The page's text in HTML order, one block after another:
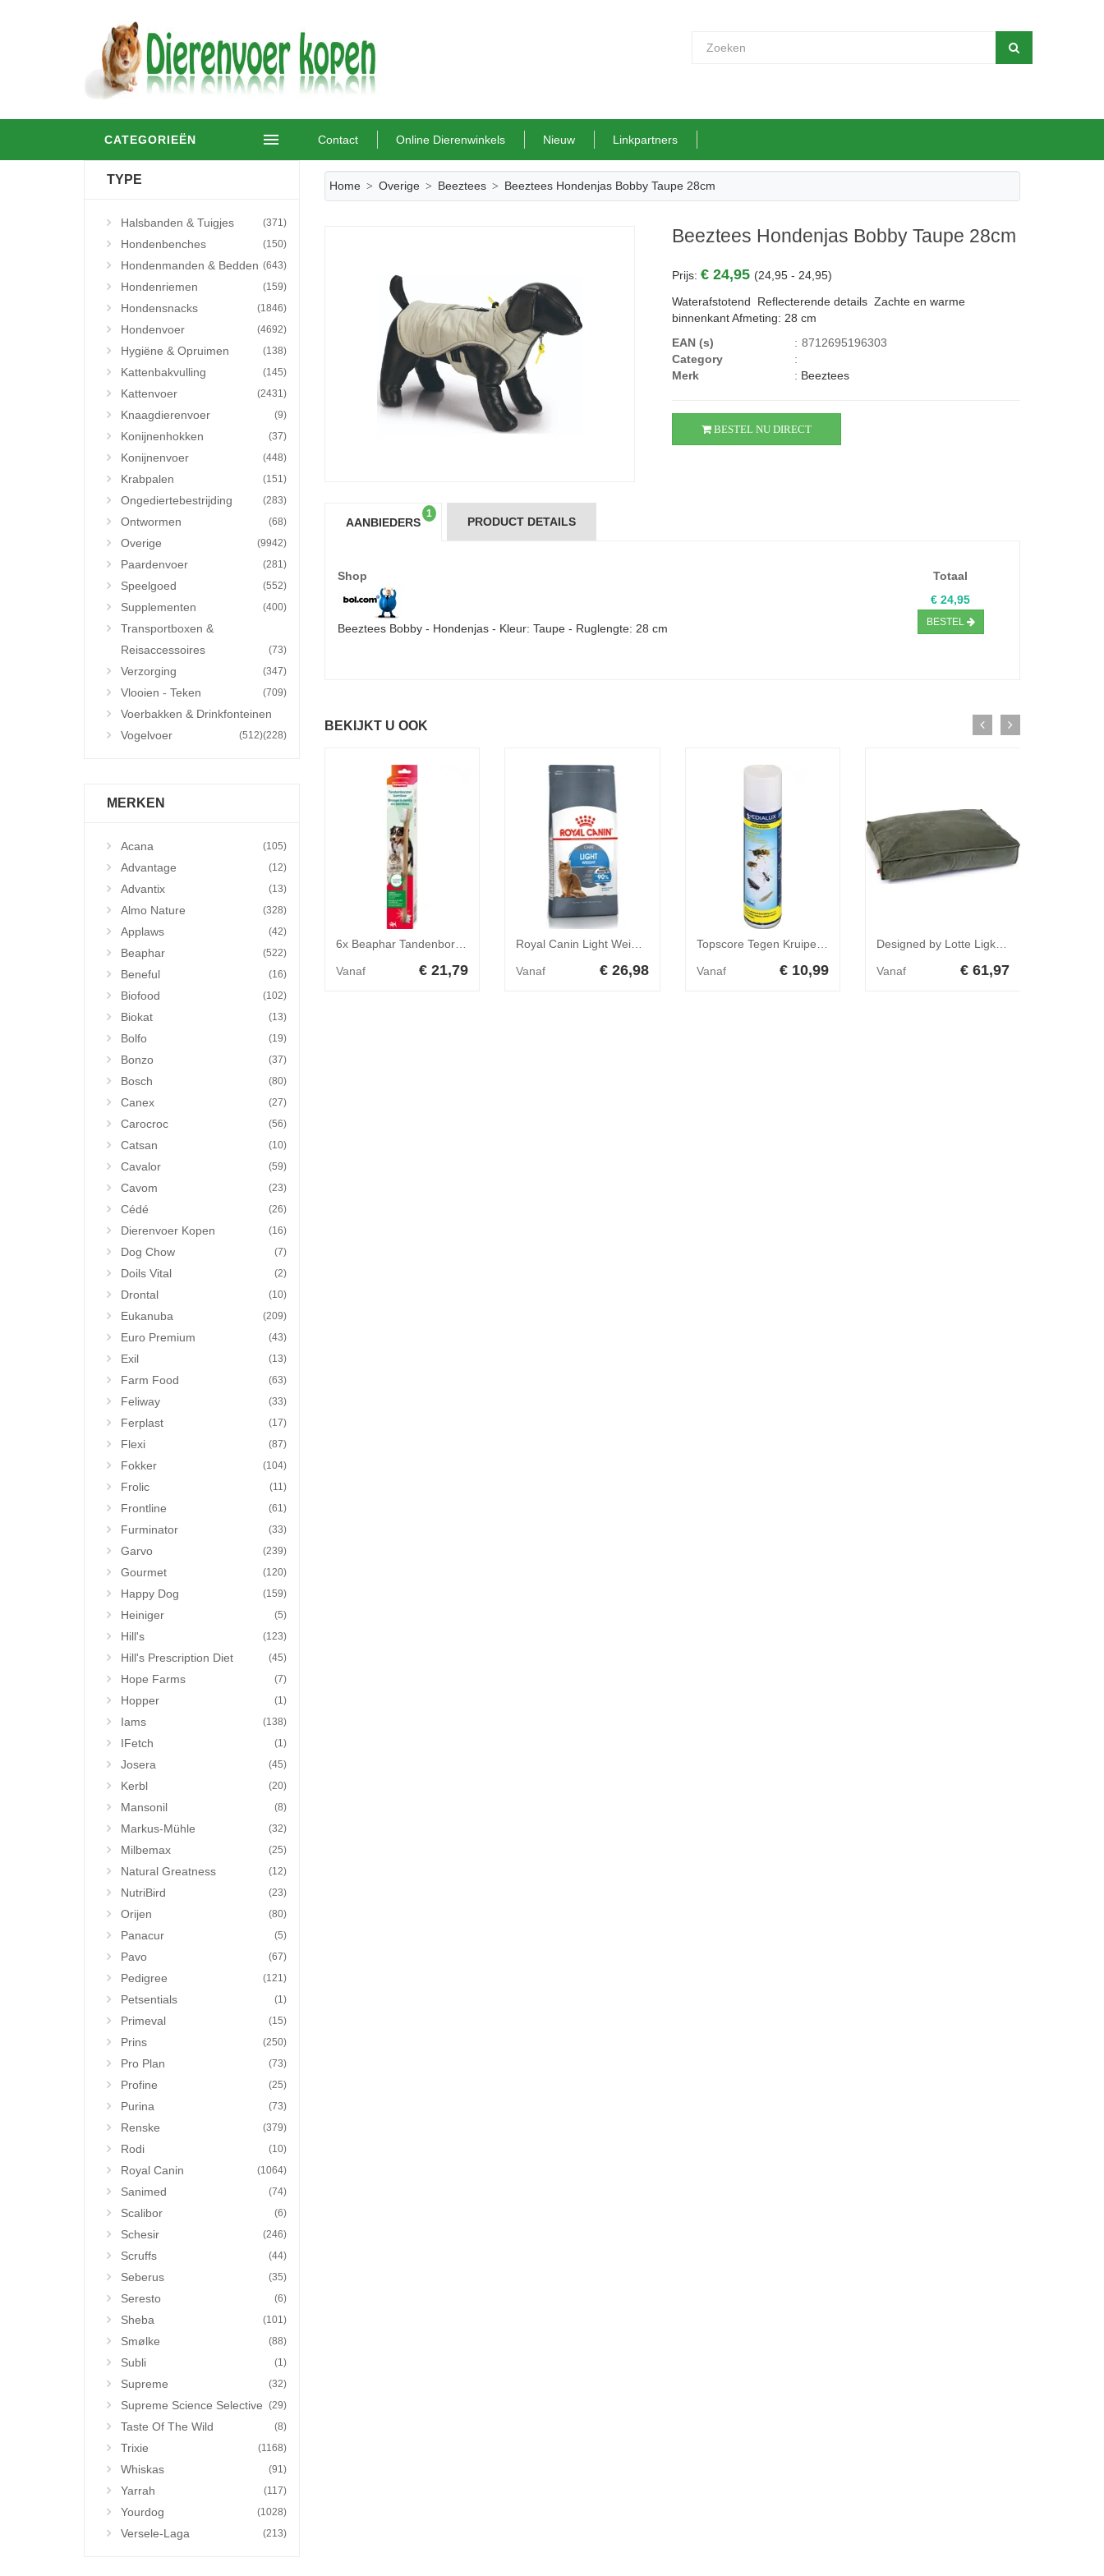
CATEGORIEËN Contact Online Dierenwinkels Nieuw Linkpartners
TYPE
Halsbanden & Tuigjes (371)
Hondenbenches (150)
Hondenmanden & Bedden (643)
Hondenriemen (159)
Hondensnacks (1846)
Hondenvoer (4692)
Hygiëne & Opruimen (138)
Kattenbakvulling (145)
Kattenvoer (2431)
Knaagdierenvoer (9)
Konijnenhokken (37)
Konijnenvoer (448)
Krabpalen (151)
Ongediertebestrijding (283)
Ontwormen (68)
Overige (9942)
Paardenvoer (281)
Speelgoed (552)
Supplementen (400)
Transportboxen &
Reisaccessoires
(73)
Verzorging (347)
Vlooien - Teken (709)
Voerbakken & Drinkfonteinen
(228)
Vogelvoer (512)
MERKEN
Acana (105)
Advantage (12)
Advantix (13)
Almo Nature (328)
Applaws (42)
Beaphar (522)
Beneful (16)
Biofood (102)
Biokat (13)
Bolfo (19)
Bonzo (37)
Bosch (80)
Canex (27)
Carocroc (56)
Catsan (10)
Cavalor (59)
Cavom (23)
Cédé (26)
Dierenvoer Kopen (16)
Dog Chow (7)
Doils Vital (2)
Drontal (10)
Eukanuba (209)
Euro Premium (43)
Exil (13)
Farm Food (63)
Feliway (33)
Ferplast (17)
Flexi (87)
Fokker (104)
Frolic (11)
Frontline (61)
Furminator (33)
Garvo (239)
Gourmet (120)
Happy Dog (159)
Heiniger (5)
Hill's (123)
Hill's Prescription Diet (45)
Hope Farms (7)
Hopper (1)
Iams (138)
IFetch (1)
Josera (45)
Kerbl (20)
Mansonil (8)
Markus-Mühle (32)
Milbemax (25)
Natural Greatness (12)
NutriBird (23)
Orijen (80)
Panacur (5)
Pavo (67)
Pedigree (121)
Petsentials (1)
Primeval (15)
Prins (250)
Pro Plan (73)
Profine (25)
Purina (73)
Renske (379)
Rodi (10)
Royal Canin (1064)
Sanimed (74)
Scalibor (6)
Schesir (246)
Scruffs (44)
Seberus (35)
Seresto (6)
Sheba (101)
Smølke (88)
Subli (1)
Supreme (32)
Supreme Science Selective (29)
Taste Of The Wild (8)
Trixie (1168)
Whiskas (91)
Yarrah (117)
Yourdog (1028)
Versele-Laga (213)
Home Overige Beeztees Beeztees Hondenjas Bobby Taupe 28cm
Beeztees Hondenjas Bobby Taupe 28cm
Prijs:€ 24,95 (24,95 - 24,95)
Waterafstotend Reflecterende details Zachte en warme
binnenkant Afmeting: 28 cm
EAN (s)
: 8712695196303
Category
:
Merk
: Beeztees
BESTEL NU DIRECT
AANBIEDERS
1
PRODUCT DETAILS
Shop Totaal
Beeztees Bobby - Hondenjas - Kleur: Taupe - Ruglengte: 28 cm
€ 24,95
BESTEL
BEKIJKT U OOK
6x Beaphar Tandenborstel Bamboe
Vanaf € 21,79 Vanaf € 26,98 Vanaf € 10,99 Vanaf € 61,97